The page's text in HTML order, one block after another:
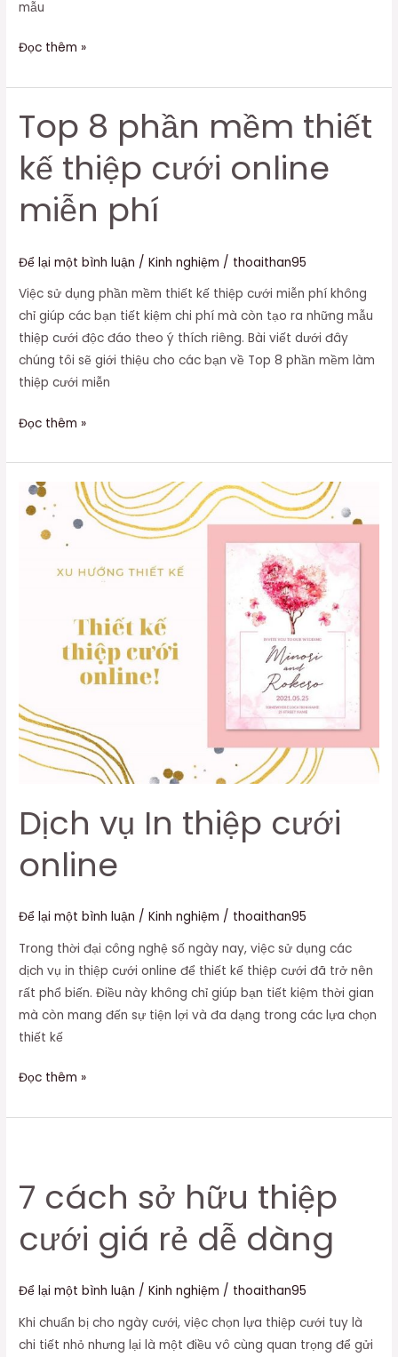
mẫu
Đọc thêm »
Top 8 phần mềm thiết
kế thiệp cưới online
miễn phí
Để lại một bình luận /Kinh nghiệm / thoaithan95
Việc sử dụng phần mềm thiết kế thiệp cưới miễn phí không
chỉ giúp các bạn tiết kiệm chi phí mà còn tạo ra những mẫu
thiệp cưới độc đáo theo ý thích riêng. Bài viết dưới đây
chúng tôi sẽ giới thiệu cho các bạn về Top 8 phần mềm làm
thiệp cưới miễn
Top
8
phần
mềm
thiết
cưới
online
miễn
phí
Đọc thêm »
Dịch vụ In thiệp cưới
online
Để lại một bình luận /Kinh nghiệm / thoaithan95
Trong thời đại công nghệ số ngày nay, việc sử dụng các
dịch vụ in thiệp cưới online để thiết kế thiệp cưới đã trở nên
rất phổ biến. Điều này không chỉ giúp bạn tiết kiệm thời gian
mà còn mang đến sự tiện lợi và đa dạng trong các lựa chọn
thiết kế
Dịch
vụ
Đọc thêm »
7 cách sở hữu thiệp
cưới giá rẻ dễ dàng
Để lại một bình luận /Kinh nghiệm / thoaithan95
Khi chuẩn bị cho ngày cưới, việc chọn lựa thiệp cưới tuy là
chi tiết nhỏ nhưng lại là một điều vô cùng quan trọng để gửi
sở
hữu
thiệp
dễ
dàng